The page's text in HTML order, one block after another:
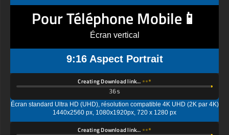
Écran vertical
9:16 Aspect Portrait
Creating Download link…
Écran standard Ultra HD (UHD), résolution compatible 4K UHD (2K par 4K)
1440x2560 px, 1080x1920px, 720 x 1280 px
Résolution d'affichage standard Quad HD (QHD) compatible 1080x1920px,